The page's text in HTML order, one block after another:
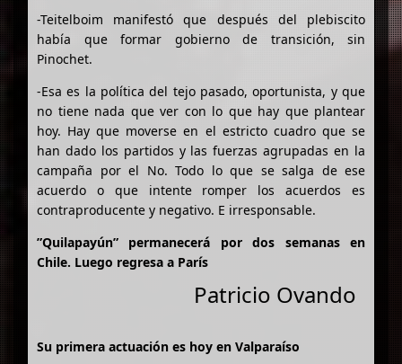
-Teitelboim manifestó que después del plebiscito
había que formar gobierno de transición, sin
Pinochet.
-Esa es la política del tejo pasado, oportunista, y que
no tiene nada que ver con lo que hay que plantear
hoy. Hay que moverse en el estricto cuadro que se
han dado los partidos y las fuerzas agrupadas en la
campaña por el No. Todo lo que se salga de ese
acuerdo o que intente romper los acuerdos es
contraproducente y negativo. E irresponsable.
”Quilapayún” permanecerá por dos semanas en
Chile. Luego regresa a París
Patricio Ovando
Su primera actuación es hoy en Valparaíso